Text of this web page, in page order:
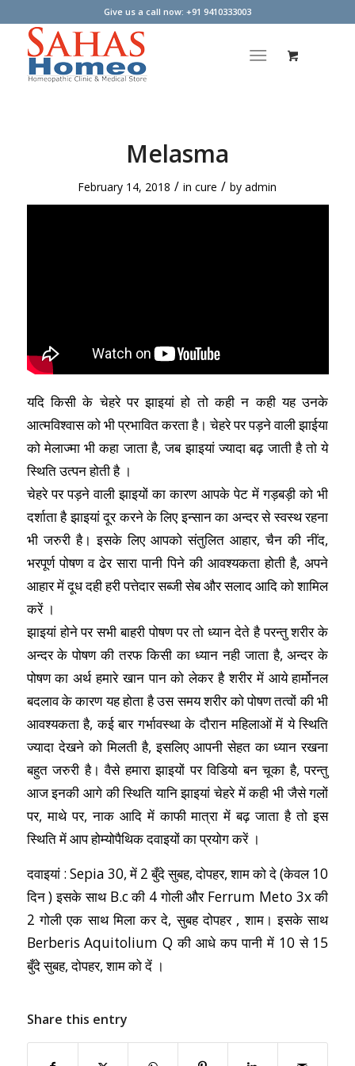
Give us a call now: +91 9410333003
Melasma
February 14, 2018 / incure / byadmin
यदि किसी के चेहरे पर झाइयां हो तो कही न कही यह उनके
आत्मविश्वास को भी प्रभावित करता है। चेहरे पर पड़ने वाली झाईया
को मेलाज्मा भी कहा जाता है, जब झाइयां ज्यादा बढ़ जाती है तो ये
स्थिति उत्पन होती है ।
चेहरे पर पड़ने वाली झाइयों का कारण आपके पेट में गड़बड़ी को भी
दर्शाता है झाइयां दूर करने के लिए इन्सान का अन्दर से स्वस्थ रहना
भी जरुरी है। इसके लिए आपको संतुलित आहार, चैन की नींद,
भरपूर्ण पोषण व ढेर सारा पानी पिने की आवश्यकता होती है, अपने
आहार में दूध दही हरी पत्तेदार सब्जी सेब और सलाद आदि को शामिल
करें ।
झाइयां होने पर सभी बाहरी पोषण पर तो ध्यान देते है परन्तु शरीर के
अन्दर के पोषण की तरफ किसी का ध्यान नही जाता है, अन्दर के
पोषण का अर्थ हमारे खान पान को लेकर है शरीर में आये हार्मोनल
बदलाव के कारण यह होता है उस समय शरीर को पोषण तत्वों की भी
आवश्यकता है, कई बार गर्भावस्था के दौरान महिलाओं में ये स्थिति
ज्यादा देखने को मिलती है, इसलिए आपनी सेहत का ध्यान रखना
बहुत जरुरी है। वैसे हमारा झाइयों पर विडियो बन चूका है, परन्तु
आज इनकी आगे की स्थिति यानि झाइयां चेहरे में कही भी जैसे गलों
पर, माथे पर, नाक आदि में काफी मात्रा में बढ़ जाता है तो इस
स्थिति में आप होम्योपैथिक दवाइयों का प्रयोग करें ।
दवाइयां : Sepia 30, में 2 बुँदे सुबह, दोपहर, शाम को दे (केवल 10
दिन ) इसके साथ B.c की 4 गोली और Ferrum Meto 3x की
2 गोली एक साथ मिला कर दे, सुबह दोपहर , शाम। इसके साथ
Berberis Aquitolium Q की आधे कप पानी में 10 से 15
बुँदे सुबह, दोपहर, शाम को दें ।
Share this entry